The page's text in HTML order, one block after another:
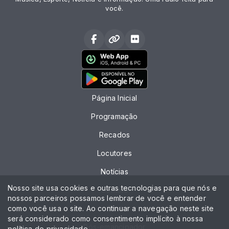
você.
Página Inicial
Programação
Recados
Locutores
Notícias
Contato
Chat
Pós-emancipador
Nosso site usa cookies e outras tecnologias para que nós e
nossos parceiros possamos lembrar de você e entender
como você usa o site. Ao continuar a navegação neste site
será considerado como consentimento implícito à nossa